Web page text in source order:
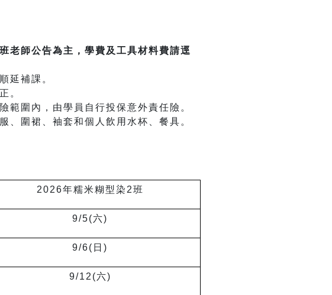
老師公告為主，學費及工具材料費請逕
延補課。
。
圍內，由學員自行投保意外責任險。
圍裙、袖套和個人飲用水杯、餐具。
2026年糯米糊型染2班
9/5(六)
9/6( 日)
9/12(六)